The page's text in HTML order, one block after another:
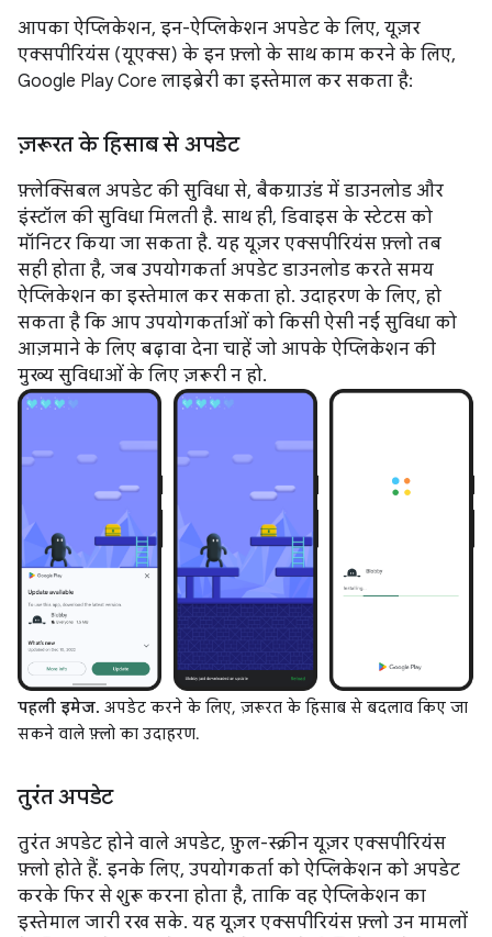
आपका ऐप्लिकेशन, इन-ऐप्लिकेशन अपडेट के लिए, यूज़र
एक्सपीरियंस (यूएक्स) के इन फ़्लो के साथ काम करने के लिए,
Google Play Core लाइब्रेरी का इस्तेमाल कर सकता है:
ज़रूरत के हिसाब से अपडेट
फ़्लेक्सिबल अपडेट की सुविधा से, बैकग्राउंड में डाउनलोड और
इंस्टॉल की सुविधा मिलती है. साथ ही, डिवाइस के स्टेटस को
मॉनिटर किया जा सकता है. यह यूज़र एक्सपीरियंस फ़्लो तब
सही होता है, जब उपयोगकर्ता अपडेट डाउनलोड करते समय
ऐप्लिकेशन का इस्तेमाल कर सकता हो. उदाहरण के लिए, हो
सकता है कि आप उपयोगकर्ताओं को किसी ऐसी नई सुविधा को
आज़माने के लिए बढ़ावा देना चाहें जो आपके ऐप्लिकेशन की
मुख्य सुविधाओं के लिए ज़रूरी न हो.
पहली इमेज. अपडेट करने के लिए, ज़रूरत के हिसाब से बदलाव किए जा
सकने वाले फ़्लो का उदाहरण.
तुरंत अपडेट
तुरंत अपडेट होने वाले अपडेट, फ़ुल-स्क्रीन यूज़र एक्सपीरियंस
फ़्लो होते हैं. इनके लिए, उपयोगकर्ता को ऐप्लिकेशन को अपडेट
करके फिर से शुरू करना होता है, ताकि वह ऐप्लिकेशन का
इस्तेमाल जारी रख सके. यह यूज़र एक्सपीरियंस फ़्लो उन मामलों